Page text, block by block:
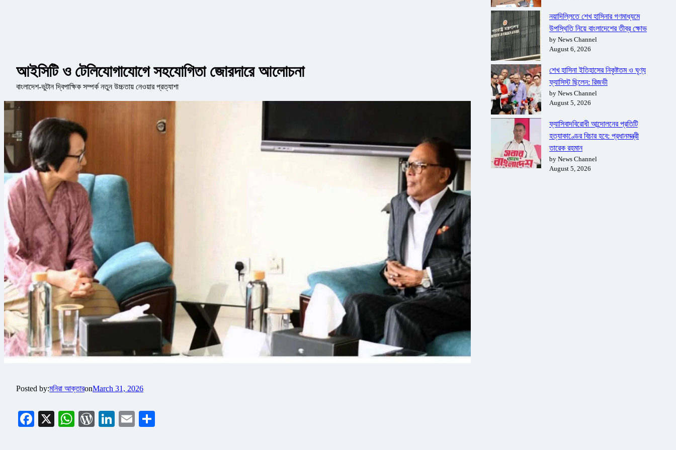
আইসিটি ও টেলিযোগাযোগে সহযোগিতা জোরদারে আলোচনা
বাংলাদেশ-ভুটান দ্বিপাক্ষিক সম্পর্ক নতুন উচ্চতায় নেওয়ার প্রত্যাশা
Posted by:মনিরা আক্তারonMarch 31, 2026
Facebook
X WhatsApp
WordPress
LinkedIn
Email
নয়াদিল্লিতে শেখ হাসিনার গণমাধ্যমে
উপস্থিতি নিয়ে বাংলাদেশের তীব্র ক্ষোভ
by News Channel
August 6, 2026
শেখ হাসিনা ইতিহাসের নিকৃষ্টতম ও ঘৃণ্য
ফ্যাসিস্ট ছিলেন: রিজভী
by News Channel
August 5, 2026
ফ্যাসিবাদবিরোধী আন্দোলনের প্রতিটি
হত্যাকাণ্ডের বিচার হবে: প্রধানমন্ত্রী
তারেক রহমান
by News Channel
August 5, 2026